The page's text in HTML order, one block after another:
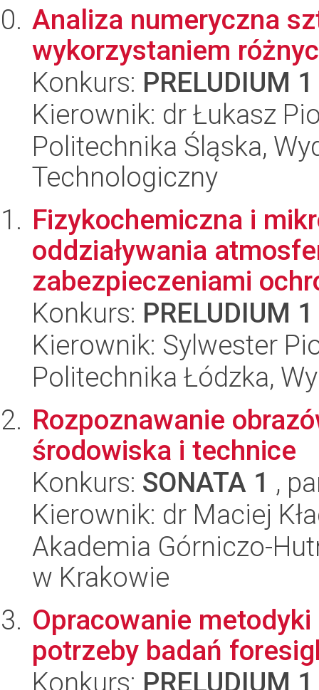
Analiza numeryczna
wykorzystaniem
Konkurs: PRELUDIUM 1
Kierownik: dr Łukasz
Politechnika Śląska,
Technologiczny
Fizykochemiczna i
oddziaływania
zabezpieczeniami
Konkurs: PRELUDIUM 1
Kierownik: Sylwester
Politechnika Łódzka,
Rozpoznawanie
środowiska i technice
Konkurs: SONATA 1 ,
Kierownik: dr Maciej
Akademia Górniczo-
w Krakowie
Opracowanie
potrzeby badań
Konkurs: PRELUDIUM 1